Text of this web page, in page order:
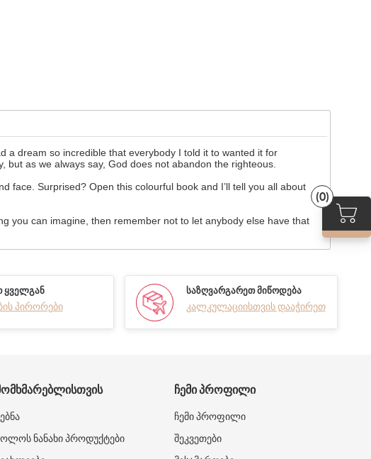
(0)
a dream so incredible that everybody I told it to wanted it for
as we always say, God does not abandon the righteous.
face. Surprised? Open this colourful book and I’ll tell you all about
you can imagine, then remember not to let anybody else have that
ᲧᲕᲔᲚᲒᲐᲜ
პირორები
ᲡᲐᲖᲦᲕᲐᲠᲒᲐᲠᲔᲗ ᲛᲘᲬᲝᲓᲔᲑᲐ
კალკულაციისთვის დააჭირეთ
ნანახი პროდუქტები
ᲩᲔᲛᲘ ᲞᲠᲝᲤᲘᲚᲘ
ჩემი პროფილი
შეკვეთები